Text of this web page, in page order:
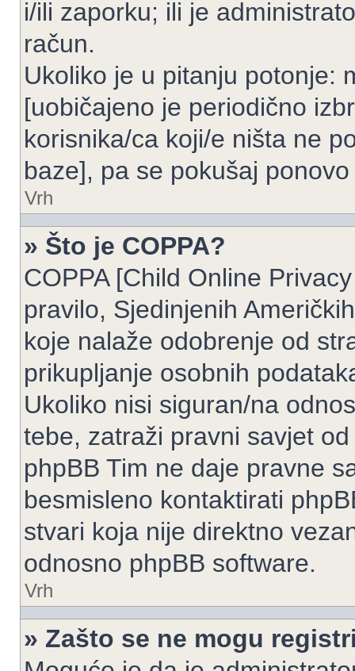
i/ili zaporku; ili je
račun.
Ukoliko je u pitanju potonje:
[uobičajeno je periodično
korisnika/ca koji/e ništa ne
baze], pa se pokušaj
Vrh
» Što je COPPA?
COPPA [Child Online
pravilo, Sjedinjenih
koje nalaže odobrenje od
prikupljanje osobnih
Ukoliko nisi siguran/na
tebe, zatraži pravni savjet
phpBB Tim ne daje pravne
besmisleno kontaktirati
stvari koja nije direktno
odnosno phpBB software.
Vrh
» Zašto se ne mogu